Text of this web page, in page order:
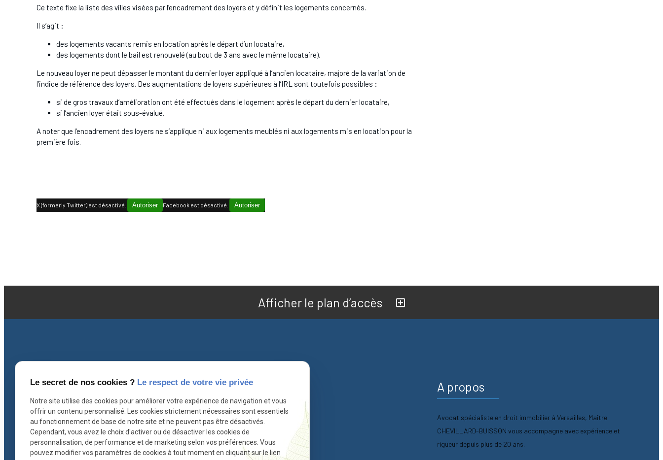
Ce texte fixe la liste des villes visées par l’encadrement des loyers et y définit les logements concernés.
Il s’agit :
des logements vacants remis en location après le départ d’un locataire,
des logements dont le bail est renouvelé (au bout de 3 ans avec le même locataire).
Le nouveau loyer ne peut dépasser le montant du dernier loyer appliqué à l’ancien locataire, majoré de la variation de
l’indice de référence des loyers. Des augmentations de loyers supérieures à l’IRL sont toutefois possibles :
si de gros travaux d’amélioration ont été effectués dans le logement après le départ du dernier locataire,
si l’ancien loyer était sous-évalué.
A noter que l’encadrement des loyers ne s’applique ni aux logements meublés ni aux logements mis en location pour la
première fois.
X (formerly Twitter) est désactivé. Autoriser Facebook est désactivé. Autoriser
Afficher le plan d’accès
Coordonnées
contact@ascb-avocat.fr
26 rue Hoche
Informations
Accueil
Actualités
Contact
A propos
Avocat spécialiste en droit immobilier à Versailles, Maître
CHEVILLARD-BUISSON vous accompagne avec expérience et
rigueur depuis plus de 20 ans.
Le secret de nos cookies ? Le respect de votre vie privée
Notre site utilise des cookies pour améliorer votre expérience de navigation et vous
offrir un contenu personnalisé. Les cookies strictement nécessaires sont essentiels
au fonctionnement de base de notre site et ne peuvent pas être désactivés.
Cependant, vous avez le choix d'activer ou de désactiver les cookies de
personnalisation, de performance et de marketing selon vos préférences. Vous
pouvez modifier vos paramètres de cookies à tout moment en cliquant sur le lien